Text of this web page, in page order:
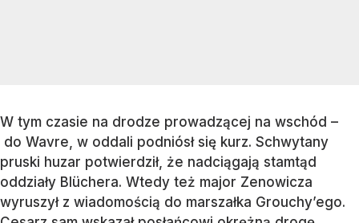
W tym czasie na drodze prowadzącej na wschód –
do Wavre, w oddali podniósł się kurz. Schwytany
pruski huzar potwierdził, że nadciągają stamtąd
oddziały Blüchera. Wtedy też major Zenowicza
wyruszył z wiadomością do marszałka Grouchy’ego.